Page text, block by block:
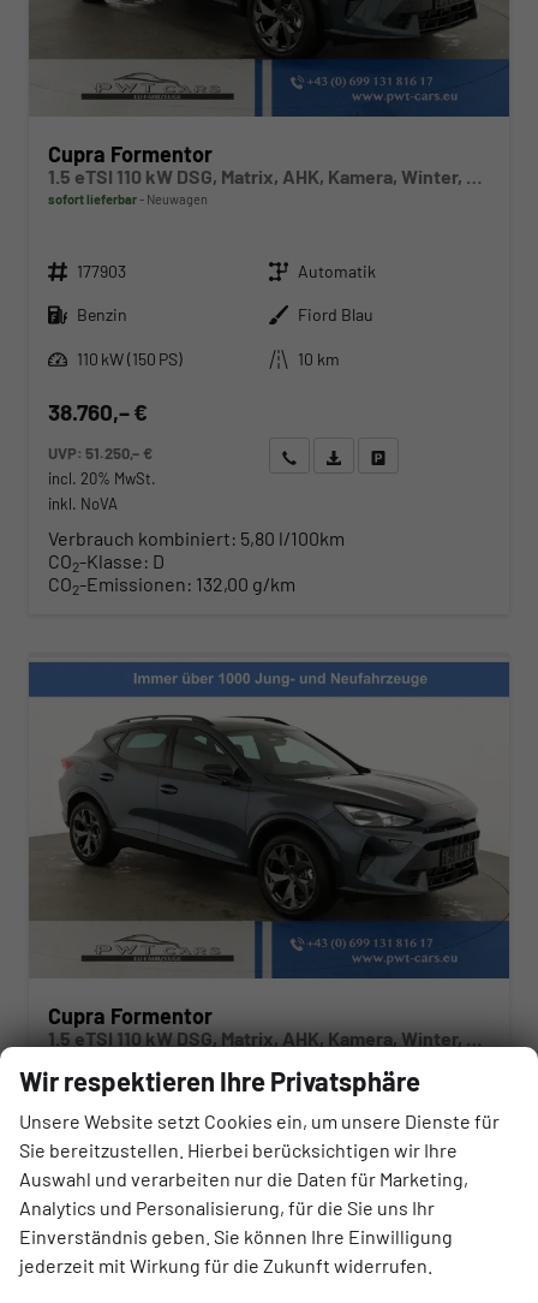
Cupra Formentor
1.5 eTSI 110 kW DSG, Matrix, AHK, Kamera, Winter, el. Klappe, 5 J.-Garantie
sofort lieferbar Neuwagen
Fahrzeugnr. 177903 Getriebe Automatik
Kraftstoff Benzin Außenfarbe Fiord Blau
Leistung
110 kW (150 PS) Kilometerstand 10 km
38.760,– €
UVP: 51.250,– €
incl. 20% MwSt.
inkl. NoVA
Wir rufen Sie anAngebot drucken (PDF)
Verbrauch kombiniert: 5,80 l/100km
CO2-Klasse: D
CO2-Emissionen: 132,00 g/km
Cupra Formentor
1.5 eTSI 110 kW DSG, Matrix, AHK, Kamera, Winter, el. Klappe, 5 J.-Garantie
Fahrzeugnr. 177904 Getriebe Automatik
Benzin Außenfarbe
Magnetic Grau Metallic
Leistung 110 kW (150 PS) Kilometerstand 10 km
39.630,– €
Wir respektieren Ihre Privatsphäre
Unsere Website setzt Cookies ein, um unsere Dienste für
Sie bereitzustellen. Hierbei berücksichtigen wir Ihre
Auswahl und verarbeiten nur die Daten für Marketing,
Analytics und Personalisierung, für die Sie uns Ihr
Einverständnis geben. Sie können Ihre Einwilligung
jederzeit mit Wirkung für die Zukunft widerrufen.